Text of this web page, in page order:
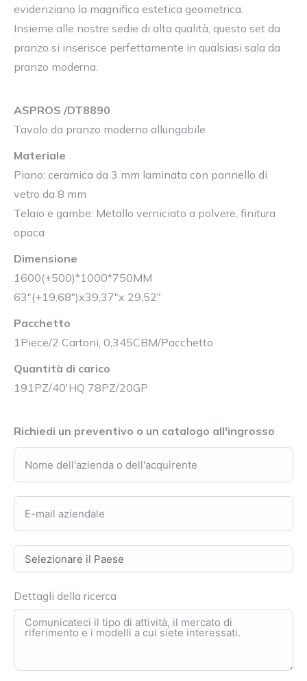
evidenziano la magnifica estetica geometrica.
Insieme alle nostre sedie di alta qualità, questo set da
pranzo si inserisce perfettamente in qualsiasi sala da
pranzo moderna.
ASPROS /DT8890
Tavolo da pranzo moderno allungabile
Materiale
Piano: ceramica da 3 mm laminata con pannello di
vetro da 8 mm
Telaio e gambe: Metallo verniciato a polvere, finitura
opaca
Dimensione
1600(+500)*1000*750MM
63″(+19,68″)x39,37″x 29,52″
Pacchetto
1Piece/2 Cartoni, 0,345CBM/Pacchetto
Quantità di carico
191PZ/40'HQ 78PZ/20GP
Richiedi un preventivo o un catalogo all'ingrosso
Dettagli della ricerca